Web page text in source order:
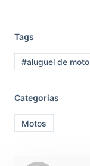
Tags
#aluguel de moto
Categorias
Motos